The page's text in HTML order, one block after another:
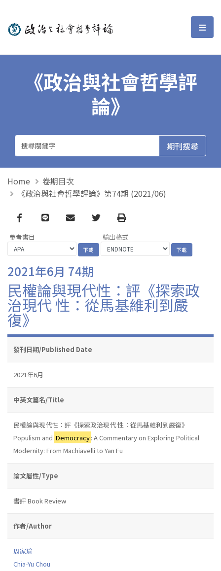
政治與社會哲學評論 選
《政治與社會哲學評
論》
Home
卷期目次
《政治與社會哲學評論》第74期 (2021/06)
Facebook
line email TwitterPrint
參考書目 輸出格式
2021年6月 74期
民權論與現代性：評《探索政
治現代 性：從馬基維利到嚴
復》
發刊日期/Published Date
2021年6月
中英文篇名/Title
民權論與現代性：評《探索政治現代 性：從馬基維利到嚴復》
Populism and Democracy: A Commentary on Exploring Political
Modernity: From Machiavelli to Yan Fu
論文屬性/Type
書評 Book Review
作者/Author
周家瑜
Chia-Yu Chou